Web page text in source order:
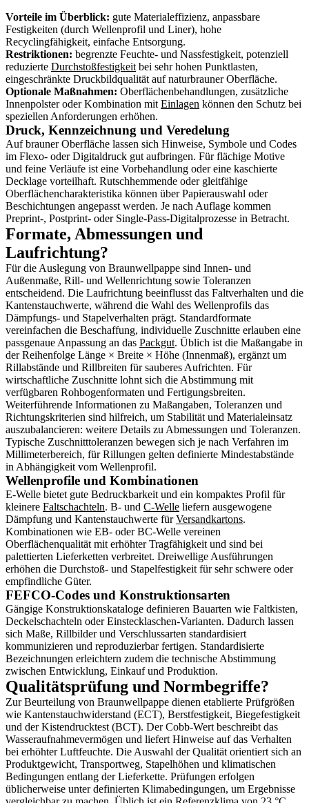
Vorteile im Überblick: gute Materialeffizienz, anpassbare
Festigkeiten (durch Wellenprofil und Liner), hohe
Recyclingfähigkeit, einfache Entsorgung.
Restriktionen: begrenzte Feuchte- und Nassfestigkeit, potenziell
reduzierte Durchstoßfestigkeit bei sehr hohen Punktlasten,
eingeschränkte Druckbildqualität auf naturbrauner Oberfläche.
Optionale Maßnahmen: Oberflächenbehandlungen, zusätzliche
Innenpolster oder Kombination mit Einlagen können den Schutz bei
speziellen Anforderungen erhöhen.
Druck, Kennzeichnung und Veredelung
Auf brauner Oberfläche lassen sich Hinweise, Symbole und Codes
im Flexo- oder Digitaldruck gut aufbringen. Für flächige Motive
und feine Verläufe ist eine Vorbehandlung oder eine kaschierte
Decklage vorteilhaft. Rutschhemmende oder gleitfähige
Oberflächencharakteristika können über Papierauswahl oder
Beschichtungen angepasst werden. Je nach Auflage kommen
Preprint-, Postprint- oder Single-Pass-Digitalprozesse in Betracht.
Formate, Abmessungen und
Laufrichtung?
Für die Auslegung von Braunwellpappe sind Innen- und
Außenmaße, Rill- und Wellenrichtung sowie Toleranzen
entscheidend. Die Laufrichtung beeinflusst das Faltverhalten und die
Kantenstauchwerte, während die Wahl des Wellenprofils das
Dämpfungs- und Stapelverhalten prägt. Standardformate
vereinfachen die Beschaffung, individuelle Zuschnitte erlauben eine
passgenaue Anpassung an das Packgut. Üblich ist die Maßangabe in
der Reihenfolge Länge × Breite × Höhe (Innenmaß), ergänzt um
Rillabstände und Rillbreiten für sauberes Aufrichten. Für
wirtschaftliche Zuschnitte lohnt sich die Abstimmung mit
verfügbaren Rohbogenformaten und Fertigungsbreiten.
Weiterführende Informationen zu Maßangaben, Toleranzen und
Richtungskriterien sind hilfreich, um Stabilität und Materialeinsatz
auszubalancieren: weitere Details zu Abmessungen und Toleranzen.
Typische Zuschnitttoleranzen bewegen sich je nach Verfahren im
Millimeterbereich, für Rillungen gelten definierte Mindestabstände
in Abhängigkeit vom Wellenprofil.
Wellenprofile und Kombinationen
E-Welle bietet gute Bedruckbarkeit und ein kompaktes Profil für
kleinere Faltschachteln. B- und C-Welle liefern ausgewogene
Dämpfung und Kantenstauchwerte fürVersandkartons.
Kombinationen wie EB- oder BC-Welle vereinen
Oberflächenqualität mit erhöhter Tragfähigkeit und sind bei
palettierten Lieferketten verbreitet. Dreiwellige Ausführungen
erhöhen die Durchstoß- und Stapelfestigkeit für sehr schwere oder
empfindliche Güter.
FEFCO-Codes und Konstruktionsarten
Gängige Konstruktionskataloge definieren Bauarten wie Faltkisten,
Deckelschachteln oder Einstecklaschen-Varianten. Dadurch lassen
sich Maße, Rillbilder und Verschlussarten standardisiert
kommunizieren und reproduzierbar fertigen. Standardisierte
Bezeichnungen erleichtern zudem die technische Abstimmung
zwischen Entwicklung, Einkauf und Produktion.
Qualitätsprüfung und Normbegriffe?
Zur Beurteilung von Braunwellpappe dienen etablierte Prüfgrößen
wie Kantenstauchwiderstand (ECT), Berstfestigkeit, Biegefestigkeit
und der Kistendrucktest (BCT). Der Cobb-Wert beschreibt das
Wasseraufnahmevermögen und liefert Hinweise auf das Verhalten
bei erhöhter Luftfeuchte. Die Auswahl der Qualität orientiert sich an
Produktgewicht, Transportweg, Stapelhöhen und klimatischen
Bedingungen entlang der Lieferkette. Prüfungen erfolgen
üblicherweise unter definierten Klimabedingungen, um Ergebnisse